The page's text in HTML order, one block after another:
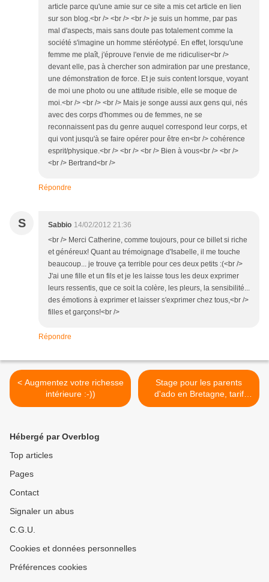
article parce qu'une amie sur ce site a mis cet article en lien
sur son blog.<br /> <br /> <br /> je suis un homme, par pas
mal d'aspects, mais sans doute pas totalement comme la
société s'imagine un homme stéréotypé. En effet, lorsqu'une
femme me plaît, j'éprouve l'envie de me ridiculiser<br />
devant elle, pas à chercher son admiration par une prestance,
une démonstration de force. Et je suis content lorsque, voyant
de moi une photo ou une attitude risible, elle se moque de
moi.<br /> <br /> <br /> Mais je songe aussi aux gens qui, nés
avec des corps d'hommes ou de femmes, ne se
reconnaissent pas du genre auquel correspond leur corps, et
qui vont jusqu'à se faire opérer pour être en<br /> cohérence
esprit/physique.<br /> <br /> <br /> Bien à vous<br /> <br />
<br /> Bertrand<br />
Répondre
S Sabbio 14/02/2012 21:36
<br /> Merci Catherine, comme toujours, pour ce billet si riche
et généreux! Quant au trémoignage d'Isabelle, il me touche
beaucoup... je trouve ça terrible pour ces deux petits :(<br />
J'ai une fille et un fils et je les laisse tous les deux exprimer
leurs ressentis, que ce soit la colère, les pleurs, la sensibilité...
des émotions à exprimer et laisser s'exprimer chez tous,<br />
filles et garçons!<br />
Répondre
< Augmentez votre richesse
intérieure :-))
Stage pour les parents
d'ado en Bretagne, tarif
exceptionnel ! >
Hébergé par Overblog
Top articles
Pages
Contact
Signaler un abus
C.G.U.
Cookies et données personnelles
Préférences cookies